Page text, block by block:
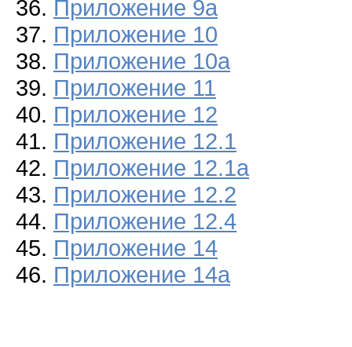
36. Приложение 9а
37. Приложение 10
38. Приложение 10а
39. Приложение 11
40. Приложение 12
41. Приложение 12.1
42. Приложение 12.1а
43. Приложение 12.2
44. Приложение 12.4
45. Приложение 14
46. Приложение 14а